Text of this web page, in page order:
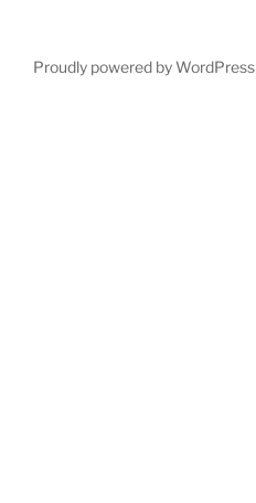
Proudly powered by WordPress